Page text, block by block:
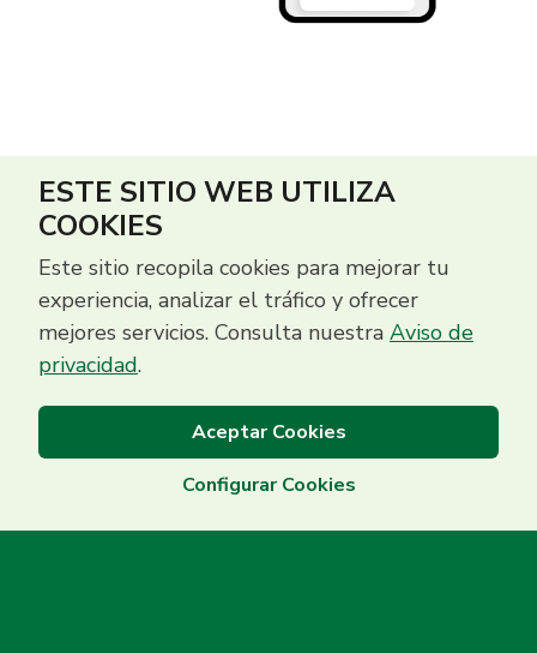
Centro de Contacto
ESTE SITIO WEB UTILIZA
COOKIES
Este sitio recopila cookies para mejorar tu
experiencia, analizar el tráfico y ofrecer
mejores servicios. Consulta nuestra Aviso de
privacidad.
Aceptar Cookies
Configurar Cookies